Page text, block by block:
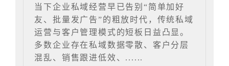
当下企业私域经营早已告别“简单加好
友、批量发广告”的粗放时代，传统私域
运营与客户管理模式的短板日益凸显。
多数企业存在私域数据零散、客户分层
混乱、销售跟进低效、......